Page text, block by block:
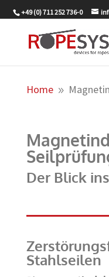
+49 (0) 711 252 736-0
Home 9
Der Blick
Stahlseilen